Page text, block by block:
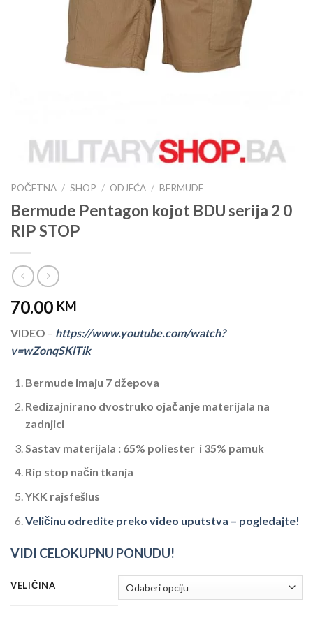
POČETNA / SHOP / ODJEĆA / BERMUDE
Bermude Pentagon kojot BDU serija 2 0
RIP STOP
70.00 KM
VIDEO – https://www.youtube.com/watch?
v=wZonqSKlTik
Bermude imaju 7 džepova
Redizajnirano dvostruko ojačanje materijala na
zadnjici
Sastav materijala : 65% poliester i 35% pamuk
Rip stop način tkanja
YKK rajsfešlus
Veličinu odredite preko video uputstva – pogledajte!
VIDI CELOKUPNU PONUDU!
VELIČINA